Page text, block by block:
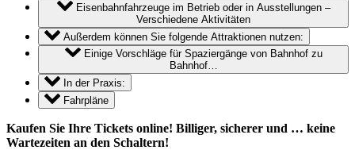
Eisenbahnfahrzeuge im Betrieb oder in Ausstellungen –
Verschiedene Aktivitäten
Außerdem können Sie folgende Attraktionen nutzen:
Einige Vorschläge für Spaziergänge von Bahnhof zu
Bahnhof…
In der Praxis:
Fahrpläne
Kaufen Sie Ihre Tickets online! Billiger, sicherer und … keine
Wartezeiten an den Schaltern!